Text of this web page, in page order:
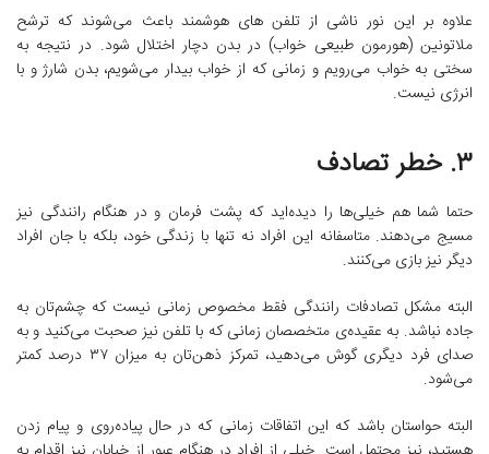
علاوه بر این نور ناشی از تلفن های هوشمند باعث می‌شوند که ترشح
ملاتونین (هورمون طبیعی خواب) در بدن دچار اختلال شود. در نتیجه به
سختی به خواب می‌رویم و زمانی که از خواب بیدار می‌شویم، بدن شارژ و با
انرژی نیست.
۳. خطر تصادف
حتما شما هم خیلی‌ها را دیده‌اید که پشت فرمان و در هنگام رانندگی نیز
مسیج می‌دهند. متاسفانه این افراد نه تنها با زندگی خود، بلکه با جان افراد
دیگر نیز بازی می‌کنند.
البته مشکل تصادفات رانندگی فقط مخصوص زمانی نیست که چشم‌تان به
جاده نباشد. به عقیده‌ی متخصصان زمانی که با تلفن نیز صحبت می‌کنید و به
صدای فرد دیگری گوش می‌دهید، تمرکز ذهن‌تان به میزان ۳۷ درصد کمتر
می‌شود.
البته حواستان باشد که این اتفاقات زمانی که در حال پیاده‌روی و پیام زدن